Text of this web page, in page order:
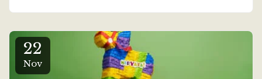
22
Nov